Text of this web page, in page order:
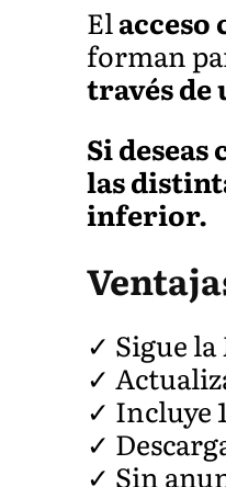
El
forman
través de
Si
las
inferior.
✓ Sigue
✓
✓ Incluye
✓
✓ Sin